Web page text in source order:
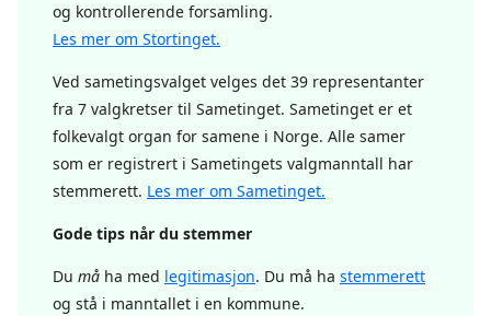
og kontrollerende forsamling.
Les mer om Stortinget.
Ved sametingsvalget velges det 39 representanter
fra 7 valgkretser til Sametinget. Sametinget er et
folkevalgt organ for samene i Norge. Alle samer
som er registrert i Sametingets valgmanntall har
stemmerett. Les mer om Sametinget.
Gode tips når du stemmer
Du må ha med legitimasjon. Du må ha stemmerett
og stå i manntallet i en kommune.